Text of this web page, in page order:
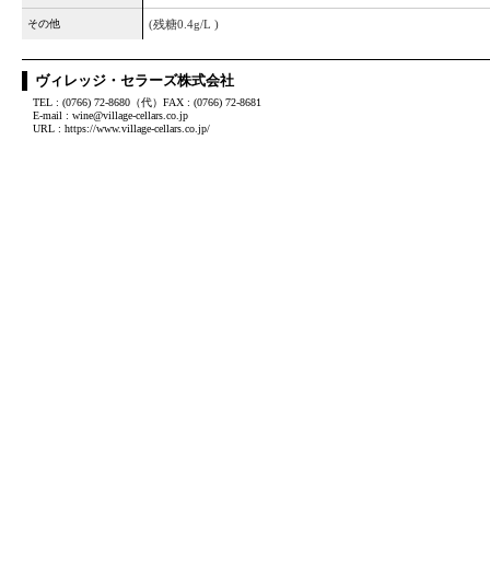
その他 (残糖0.4g/L )
ヴィレッジ・セラーズ株式会社
TEL : (0766) 72-8680（代）FAX : (0766) 72-8681
E-mail : wine@village-cellars.co.jp
URL : https://www.village-cellars.co.jp/